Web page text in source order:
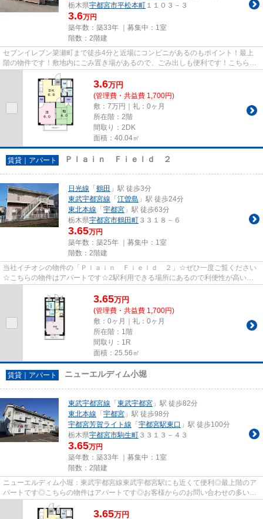
栃木県宇都宮市平松本町 １１０３－３
3.6万円
築年数：築33年 ｜募集中： 1室
階数：2階建
セブンイレブン簗瀬町まで徒歩4分と近場にコンビニがあるのもポイント！最上
階の物件です！敷地内にごみ置き場があるので、ごみ出しも便利です！こちらの
物件はアパートです！宇都宮市...
3.6万円
(管理費・共益費 1,700円)
敷：7万円｜礼：0ヶ月
所在階：2階
間取り：2DK
面積：40.04㎡
賃貸｜アパート Ｐｌａｉｎ Ｆｉｅｌｄ ２
日光線 「 鶴田 」駅 徒歩3分
東武宇都宮線 「 江曽島 」駅 徒歩24分
東北本線 「 宇都宮 」駅 徒歩63分
栃木県宇都宮市鶴田町 ３３１８－６
3.65万円
築年数：築25年 ｜募集中： 1室
階数：2階建
当社イチオシの物件の「Ｐｌａｉｎ Ｆｉｅｌｄ ２」☆ぜひ一度ご覧ください
☆こちらの物件はアパートです☆2駅利用できる場所にあるので利便性が高いで
3.65万円
(管理費・共益費 1,700円)
敷：0ヶ月｜礼：0ヶ月
所在階：1階
間取り：1R
面積：25.56㎡
賃貸｜アパート ニューエルディム小堀
東武宇都宮線 「 東武宇都宮 」駅 徒歩82分
東北本線 「 宇都宮 」駅 徒歩98分
宇都宮芳賀ライト線 「 宇都宮駅東口 」駅 徒歩100分
栃木県宇都宮市駒生町 ３３１３－４３
3.65万円
築年数：築33年 ｜募集中： 1室
階数：2階建
ニューエルディム小堀：東武宇都宮線東武宇都宮駅にも近くて便利◎最上階のア
パートです◎こちらの物件はアパートです◎お客様からのお問い合わせの多い、
敷地内ごみ置き場があります◎安...
3.65万円